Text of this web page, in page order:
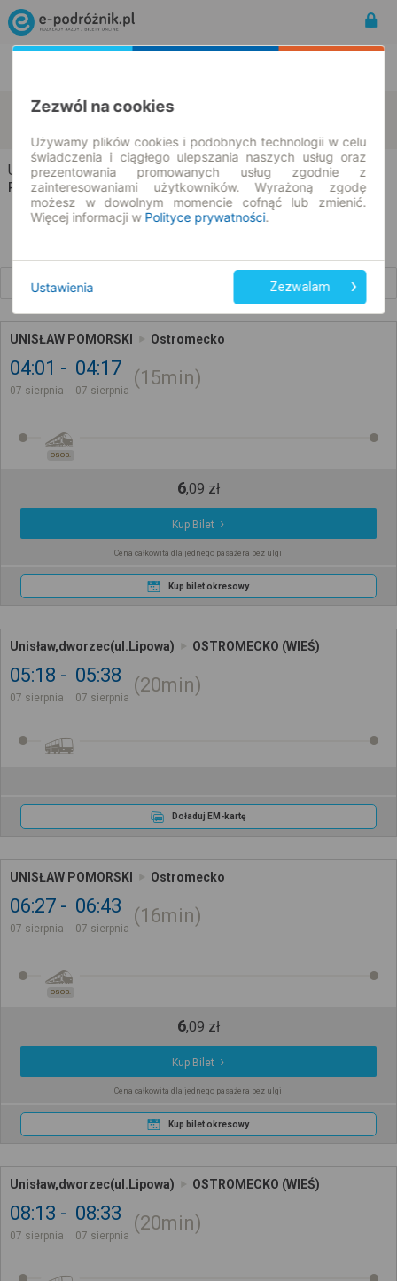
Unisław Ostromecko
Unisław → Ostromecko
Rozkład jazdy i bilety
UNISŁAW POMORSKI Ostromecko
04:01
07 sierpnia
04:17
07 sierpnia
15min
OSOB.
6,09 zł
Kup Bilet
Cena całkowita dla jednego pasażera bez ulgi
Kup bilet okresowy
Unisław,dworzec(ul.Lipowa) OSTROMECKO (WIEŚ)
05:18
07 sierpnia
05:38
07 sierpnia
20min
Doładuj EM-kartę
UNISŁAW POMORSKI Ostromecko
06:27
07 sierpnia
06:43
07 sierpnia
16min
OSOB.
6,09 zł
Kup Bilet
Cena całkowita dla jednego pasażera bez ulgi
Kup bilet okresowy
Unisław,dworzec(ul.Lipowa) OSTROMECKO (WIEŚ)
08:13
07 sierpnia
08:33
07 sierpnia
20min
Zezwól na cookies
Używamy plików cookies i podobnych technologii w celu
świadczenia i ciągłego ulepszania naszych usług oraz
prezentowania promowanych usług zgodnie z
zainteresowaniami użytkowników. Wyrażoną zgodę
możesz w dowolnym momencie cofnąć lub zmienić.
Więcej informacji w Polityce prywatności.
Ustawienia Zezwalam